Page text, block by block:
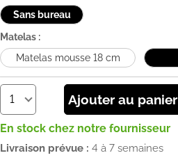
Sans bureau
Matelas :
Matelas mousse 18 cm
Ajouter au panier
En stock chez notre fournisseur
Livraison prévue : 4 à 7 semaines